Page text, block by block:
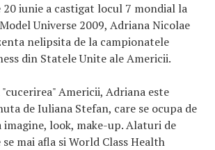
20 iunie a castigat locul 7 mondial la
Universe 2009, Adriana Nicolae
nelipsita de la campionatele
din Statele Unite ale Americii.
Americii, Adriana este
de Iuliana Stefan, care se ocupa de
look, make-up. Alaturi de
mai afla si World Class Health